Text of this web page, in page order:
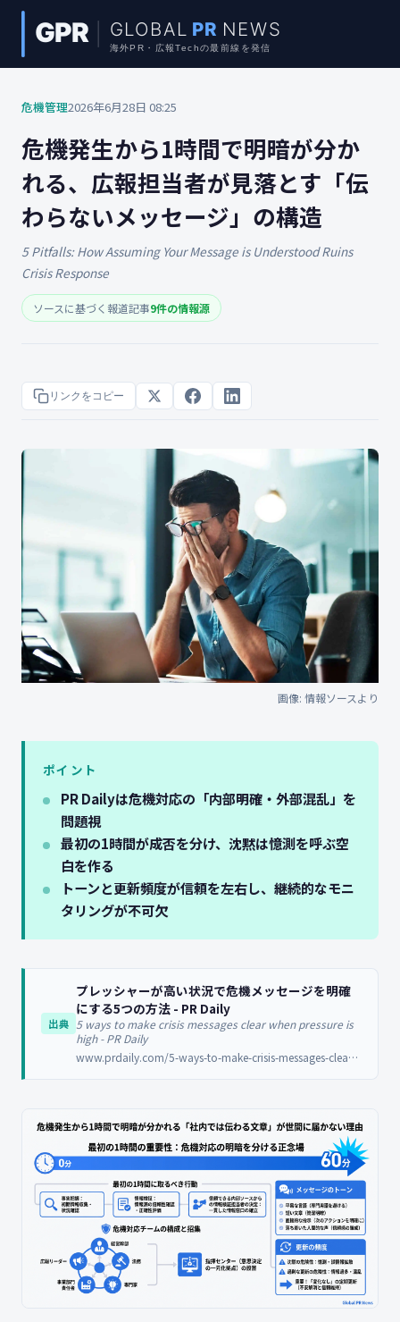
危機管理2026年6月28日 08:25
危機発生から1時間で明暗が分か
れる、広報担当者が見落とす「伝
わらないメッセージ」の構造
5 Pitfalls: How Assuming Your Message is Understood Ruins
Crisis Response
ソースに基づく報道記事9件の情報源
リンクをコピー
画像: 情報ソースより
ポイント
PR Dailyは危機対応の「内部明確・外部混乱」を
問題視
最初の1時間が成否を分け、沈黙は憶測を呼ぶ空
白を作る
トーンと更新頻度が信頼を左右し、継続的なモニ
タリングが不可欠
出典
プレッシャーが高い状況で危機メッセージを明確
にする5つの方法 - PR Daily
5 ways to make crisis messages clear when pressure is
high - PR Daily
www.prdaily.com/5-ways-to-make-crisis-messages-clear-when-pressure-is-high/